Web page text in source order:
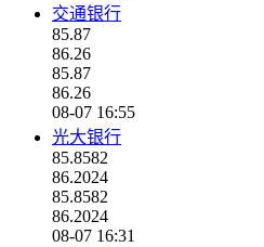
交通银行
85.87
86.26
85.87
86.26
08-07 16:55
光大银行
85.8582
86.2024
85.8582
86.2024
08-07 16:31